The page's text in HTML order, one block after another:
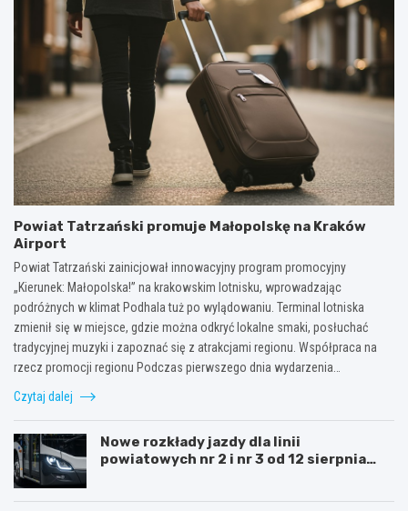
Powiat Tatrzański promuje Małopolskę na Kraków
Airport
Powiat Tatrzański zainicjował innowacyjny program promocyjny
„Kierunek: Małopolska!” na krakowskim lotnisku, wprowadzając
podróżnych w klimat Podhala tuż po wylądowaniu. Terminal lotniska
zmienił się w miejsce, gdzie można odkryć lokalne smaki, posłuchać
tradycyjnej muzyki i zapoznać się z atrakcjami regionu. Współpraca na
rzecz promocji regionu Podczas pierwszego dnia wydarzenia…
Czytaj dalej
Nowe rozkłady jazdy dla linii
powiatowych nr 2 i nr 3 od 12 sierpnia